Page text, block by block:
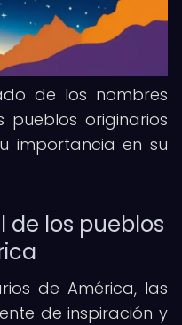
de los nombres
originarios
importancia en su
de los pueblos
de América, las
de inspiración y